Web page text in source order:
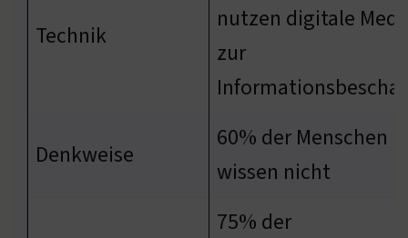
Technik
nutzen digitale
zur
Denkweise
60% der Menschen
wissen nicht
75% der